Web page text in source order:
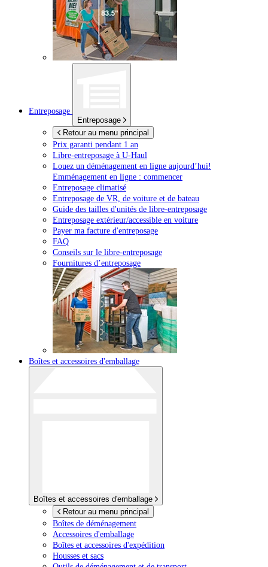
Entreposage
Entreposage
Retour au menu principal
Prix garanti pendant 1 an
Libre-entreposage à U-Haul
Louez un déménagement en ligne aujourd’hui!
Emménagement en ligne : commencer
Entreposage climatisé
Entreposage de VR, de voiture et de bateau
Guide des tailles d'unités de libre-entreposage
Entreposage extérieur/accessible en voiture
Payer ma facture d'entreposage
FAQ
Conseils sur le libre-entreposage
Fournitures d’entreposage
Boîtes et accessoires d'emballage
Boîtes et accessoires d'emballage
Retour au menu principal
Boîtes de déménagement
Accessoires d'emballage
Boîtes et accessoires d'expédition
Housses et sacs